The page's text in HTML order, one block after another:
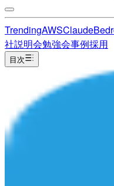
TrendingAWSClaude
社説明会勉強会事例採用
目次